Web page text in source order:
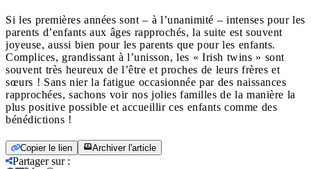
Si les premières années sont – à l’unanimité – intenses pour les
parents d’enfants aux âges rapprochés, la suite est souvent
joyeuse, aussi bien pour les parents que pour les enfants.
Complices, grandissant à l’unisson, les « Irish twins » sont
souvent très heureux de l’être et proches de leurs frères et
sœurs ! Sans nier la fatigue occasionnée par des naissances
rapprochées, sachons voir nos jolies familles de la manière la
plus positive possible et accueillir ces enfants comme des
bénédictions !
Copier le lien Archiver l'article
Partager sur: